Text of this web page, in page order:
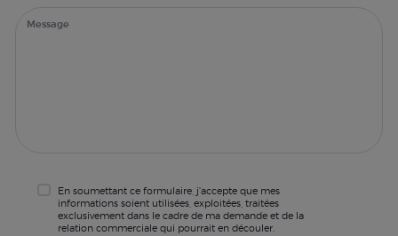
En soumettant ce formulaire, j'accepte que mes
informations soient utilisées, exploitées, traitées
exclusivement dans le cadre de ma demande et de la
relation commerciale qui pourrait en découler.